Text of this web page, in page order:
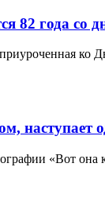
82 года
«Вот она